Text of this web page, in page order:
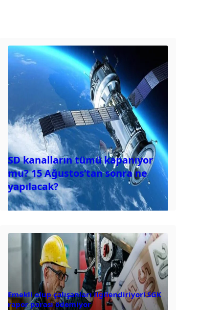
SD kanalların tümü kapanıyor
mu? 15 Ağustos’tan sonra ne
yapılacak?
Emekli olup çalışanları ilgilendiriyor! SGK
rapor parası ödemiyor